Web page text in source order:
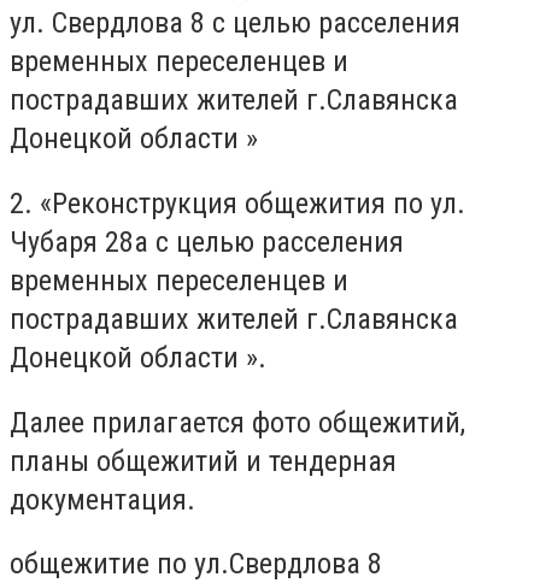
ул. Свердлова 8 с целью расселения
временных переселенцев и
пострадавших жителей г.Славянска
Донецкой области »
2. «Реконструкция общежития по ул.
Чубаря 28а с целью расселения
временных переселенцев и
пострадавших жителей г.Славянска
Донецкой области ».
Далее прилагается фото общежитий,
планы общежитий и тендерная
документация.
общежитие по ул.Свердлова 8